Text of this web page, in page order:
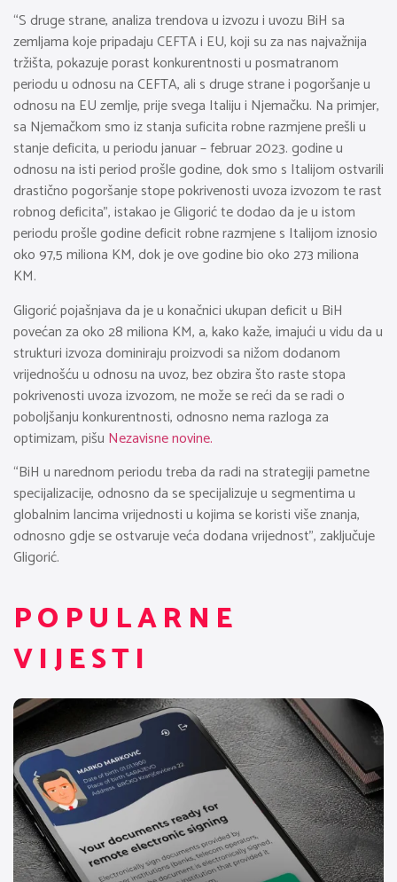
“S druge strane, analiza trendova u izvozu i uvozu BiH sa
zemljama koje pripadaju CEFTA i EU, koji su za nas najvažnija
tržišta, pokazuje porast konkurentnosti u posmatranom
periodu u odnosu na CEFTA, ali s druge strane i pogoršanje u
odnosu na EU zemlje, prije svega Italiju i Njemačku. Na primjer,
sa Njemačkom smo iz stanja suficita robne razmjene prešli u
stanje deficita, u periodu januar – februar 2023. godine u
odnosu na isti period prošle godine, dok smo s Italijom ostvarili
drastično pogoršanje stope pokrivenosti uvoza izvozom te rast
robnog deficita”, istakao je Gligorić te dodao da je u istom
periodu prošle godine deficit robne razmjene s Italijom iznosio
oko 97,5 miliona KM, dok je ove godine bio oko 273 miliona
KM.
Gligorić pojašnjava da je u konačnici ukupan deficit u BiH
povećan za oko 28 miliona KM, a, kako kaže, imajući u vidu da u
strukturi izvoza dominiraju proizvodi sa nižom dodanom
vrijednošću u odnosu na uvoz, bez obzira što raste stopa
pokrivenosti uvoza izvozom, ne može se reći da se radi o
poboljšanju konkurentnosti, odnosno nema razloga za
optimizam, pišu Nezavisne novine.
“BiH u narednom periodu treba da radi na strategiji pametne
specijalizacije, odnosno da se specijalizuje u segmentima u
globalnim lancima vrijednosti u kojima se koristi više znanja,
odnosno gdje se ostvaruje veća dodana vrijednost”, zaključuje
Gligorić.
POPULARNE
VIJESTI